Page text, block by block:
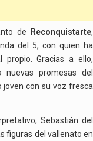
de Reconquistarte,
del 5, con quien ha
propio. Gracias a ello,
promesas del
joven con su voz fresca
Sebastián del
figuras del vallenato en